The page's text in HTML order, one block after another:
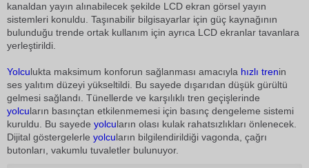
kanaldan yayın alınabilecek şekilde LCD ekran görsel yayın
sistemleri konuldu. Taşınabilir bilgisayarlar için güç kaynağının
bulunduğu trende ortak kullanım için ayrıca LCD ekranlar tavanlara
yerleştirildi.
Yolculukta maksimum konforun sağlanması amacıyla hızlı trenin
ses yalıtım düzeyi yükseltildi. Bu sayede dışarıdan düşük gürültü
gelmesi sağlandı. Tünellerde ve karşılıklı tren geçişlerinde
yolcuların basınçtan etkilenmemesi için basınç dengeleme sistemi
kuruldu. Bu sayede yolcuların olası kulak rahatsızlıkları önlenecek.
Dijital göstergelerle yolcuların bilgilendirildiği vagonda, çağrı
butonları, vakumlu tuvaletler bulunuyor.